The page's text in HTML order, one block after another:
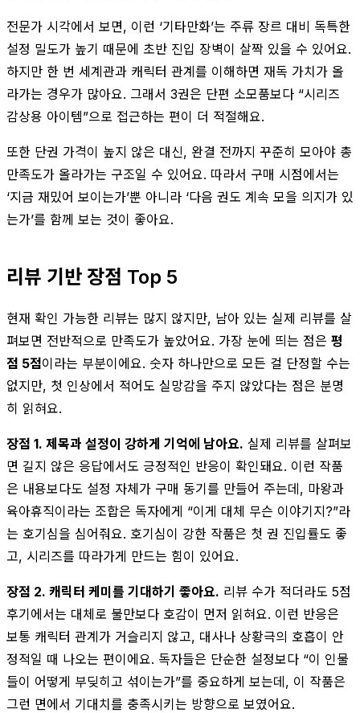
전문가 시각에서 보면, 이런 ‘기타만화’는 주류 장르 대비 독특한
설정 밀도가 높기 때문에 초반 진입 장벽이 살짝 있을 수 있어요.
하지만 한 번 세계관과 캐릭터 관계를 이해하면 재독 가치가 올
라가는 경우가 많아요. 그래서 3권은 단편 소모품보다 “시리즈
감상용 아이템”으로 접근하는 편이 더 적절해요.
또한 단권 가격이 높지 않은 대신, 완결 전까지 꾸준히 모아야 총
만족도가 올라가는 구조일 수 있어요. 따라서 구매 시점에서는
‘지금 재밌어 보이는가’뿐 아니라 ‘다음 권도 계속 모을 의지가 있
는가’를 함께 보는 것이 좋아요.
리뷰 기반 장점 Top 5
현재 확인 가능한 리뷰는 많지 않지만, 남아 있는 실제 리뷰를 살
펴보면 전반적으로 만족도가 높았어요. 가장 눈에 띄는 점은 평
점 5점이라는 부분이에요. 숫자 하나만으로 모든 걸 단정할 수는
없지만, 첫 인상에서 적어도 실망감을 주지 않았다는 점은 분명
히 읽혀요.
장점 1. 제목과 설정이 강하게 기억에 남아요. 실제 리뷰를 살펴보
면 길지 않은 응답에서도 긍정적인 반응이 확인돼요. 이런 작품
은 내용보다도 설정 자체가 구매 동기를 만들어 주는데, 마왕과
육아휴직이라는 조합은 독자에게 “이게 대체 무슨 이야기지?”라
는 호기심을 심어줘요. 호기심이 강한 작품은 첫 권 진입률도 좋
고, 시리즈를 따라가게 만드는 힘이 있어요.
장점 2. 캐릭터 케미를 기대하기 좋아요. 리뷰 수가 적더라도 5점
후기에서는 대체로 불만보다 호감이 먼저 읽혀요. 이런 반응은
보통 캐릭터 관계가 거슬리지 않고, 대사나 상황극의 호흡이 안
정적일 때 나오는 편이에요. 독자들은 단순한 설정보다 “이 인물
들이 어떻게 부딪히고 섞이는가”를 중요하게 보는데, 이 작품은
그런 면에서 기대치를 충족시키는 방향으로 보였어요.